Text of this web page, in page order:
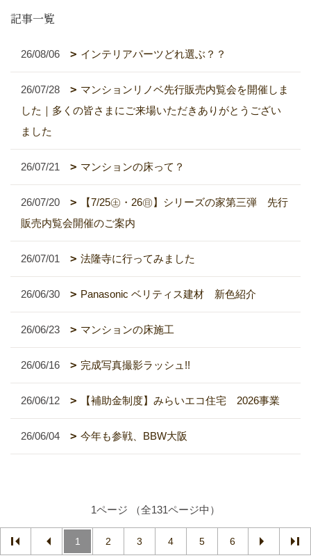
記事一覧
26/08/06 インテリアパーツどれ選ぶ？？
26/07/28
マンションリノベ先行販売内覧会を開催しま
した｜多くの皆さまにご来場いただきありがとうござい
ました
26/07/21 マンションの床って？
26/07/20
【7/25㊏・26㊐】シリーズの家第三弾 先行
販売内覧会開催のご案内
26/07/01 法隆寺に行ってみました
26/06/30 Panasonic ベリティス建材 新色紹介
26/06/23 マンションの床施工
26/06/16 完成写真撮影ラッシュ!!
26/06/12 【補助金制度】みらいエコ住宅 2026事業
26/06/04 今年も参戦、BBW大阪
1ページ （全131ページ中）
1 2 3 4 5 6